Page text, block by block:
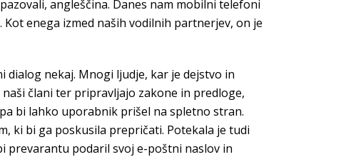
angleščina. Danes nam mobilni telefoni
enega izmed naših vodilnih partnerjev, on je
nekaj. Mnogi ljudje, kar je dejstvo in
člani ter pripravljajo zakone in predloge,
bi lahko uporabnik prišel na spletno stran.
ki bi ga poskusila prepričati. Potekala je tudi
prevarantu podaril svoj e-poštni naslov in